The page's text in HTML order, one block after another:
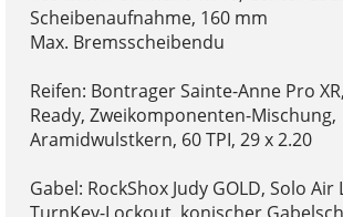
Scheibenaufnahme, 160 mm
Max. Bremsscheibendu
Reifen: Bontrager Sainte-Anne Pro
Ready, Zweikomponenten-Mischung,
Aramidwulstkern, 60 TPI, 29 x 2.20
Gabel: RockShox Judy GOLD, Solo